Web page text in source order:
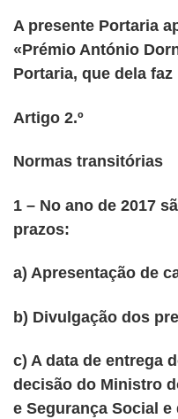
A presente Portaria
«Prémio António
Portaria, que dela
Artigo 2.º
Normas transitórias
1 – No ano de 2017
prazos:
a) Apresentação de
b) Divulgação dos
c) A data de entrega
decisão do Ministro
e Segurança Social